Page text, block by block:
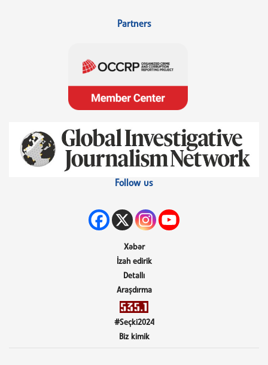
Partners
Follow us
Xəbər
İzah edirik
Detallı
Araşdırma
#Seçki2024
Biz kimik